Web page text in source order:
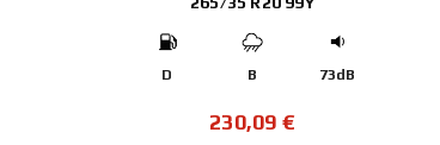
D B 73dB
230,09 €